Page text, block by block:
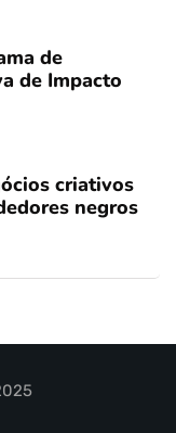
de
de Impacto
criativos
negros